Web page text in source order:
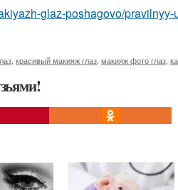
glaz-poshagovo/
красивый макияж глаз макияж фото глаз